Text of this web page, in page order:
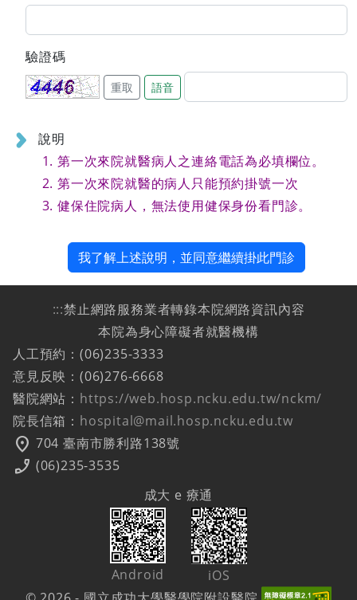
驗證碼
重取 語音
說明
第一次來院就醫病人之連絡電話為必填欄位。
第一次來院就醫的病人只能預約掛號一次
健保住院病人，無法使用健保身份看門診。
我了解上述說明，並同意繼續掛此門診
:::禁止網路服務業者轉錄本院網路資訊內容
本院為身心障礙者就醫機構
人工預約：(06)235-3333
意見反映：(06)276-6668
醫院網站： https://web.hosp.ncku.edu.tw/nckm/
院長信箱： hospital@mail.hosp.ncku.edu.tw
location_on 704 臺南市勝利路138號
phone_enabled (06)235-3535
成大 e 療通
Android
iOS